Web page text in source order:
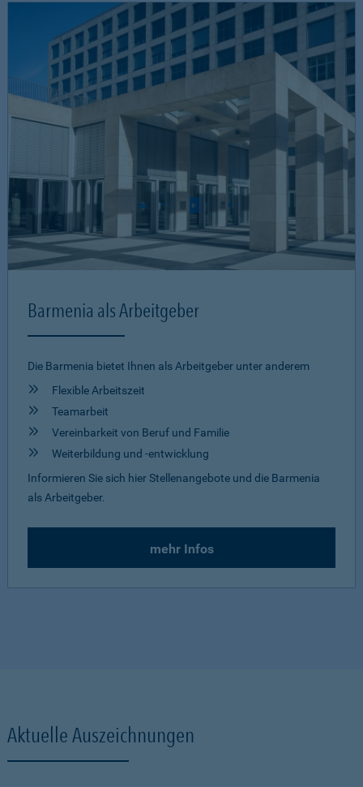
Barmenia als Arbeitgeber
Die Barmenia bietet Ihnen als Arbeitgeber unter anderem
Flexible Arbeitszeit
Teamarbeit
Vereinbarkeit von Beruf und Familie
Weiterbildung und -entwicklung
Informieren Sie sich hier Stellenangebote und die Barmenia
als Arbeitgeber.
mehr Infos
Aktuelle Auszeichnungen